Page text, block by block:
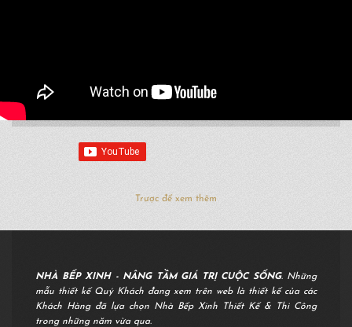
Trược để xem thêm
NHÀ BẾP XINH - NÂNG TẦM GIÁ TRỊ CUỘC SỐNG. Những
mẫu thiết kế Quý Khách đang xem trên web là thiết kế của các
Khách Hàng đã lựa chọn Nhà Bếp Xinh Thiết Kế & Thi Công
trong những năm vừa qua.